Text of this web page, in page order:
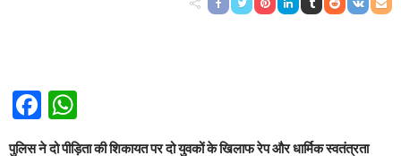
Facebook
पुलिस ने दो पीड़िता की शिकायत पर दो युवकों के खिलाफ रेप और धार्मिक स्वतंत्रता